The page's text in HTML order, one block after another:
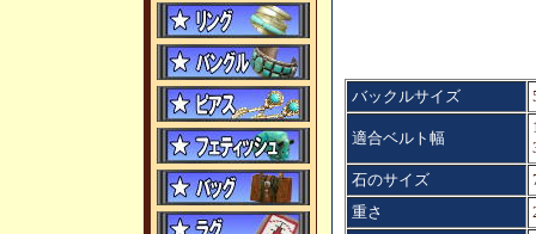
バックルサイズ
適合ベルト幅
石のサイズ
重さ